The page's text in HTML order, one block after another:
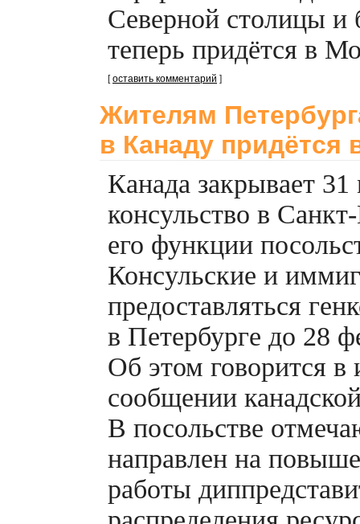
Северной столицы и
теперь придётся в
[оставить комментарий ]
Жителям
в Канаду придётся
Канада закрывает 31
консульство в
его функции
Консульские и
предоставляться
в Петербурге до 28
Об этом говорится
сообщении
В посольстве
направлен на
работы